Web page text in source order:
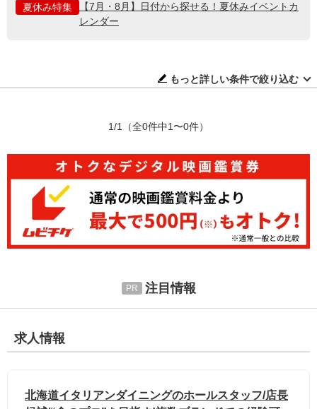
夏休み特集
【7月・8月】日付から探せる！夏休みイベントカ
レンダー
もっと詳しい条件で絞り込む
1/1 （全0件中1〜0件）
注目情報
求人情報
北海道イタリアンダイニングのホールスタッフ/店長